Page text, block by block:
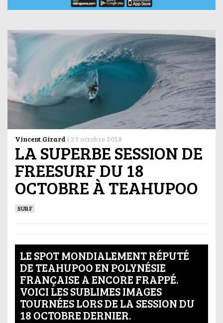
Vincent Girard | 23 octobre 2018
LA SUPERBE SESSION DE
FREESURF DU 18
OCTOBRE À TEAHUPOO
SURF
LE SPOT MONDIALEMENT RÉPUTÉ
DE TEAHUPOO EN POLYNÉSIE
FRANÇAISE A ENCORE FRAPPÉ.
VOICI LES SUBLIMES IMAGES
TOURNÉES LORS DE LA SESSION DU
18 OCTOBRE DERNIER.